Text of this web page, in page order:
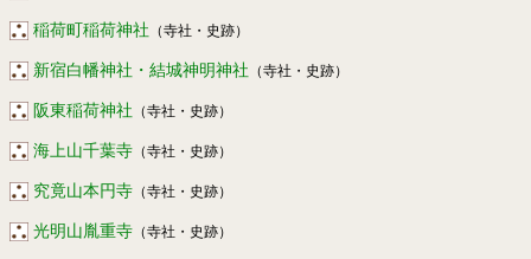
稲荷町稲荷神社 （寺社・史跡）
新宿白幡神社・結城神明神社 （寺社・史跡）
阪東稲荷神社 （寺社・史跡）
海上山千葉寺 （寺社・史跡）
究竟山本円寺 （寺社・史跡）
光明山胤重寺 （寺社・史跡）